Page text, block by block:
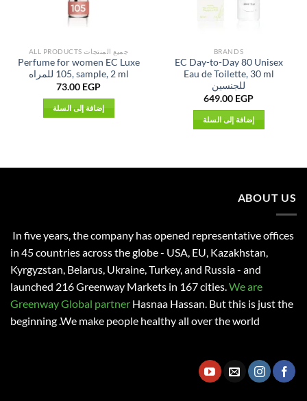
BRANDS
EC Day-to-Day 80 Unisex
Eau de Toilette, 30 ml
للجنسين
649.00 EGP
إضافة إلى السلة
جميع المنتجات ALL PRODUCTS
Perfume for women EC Luxe
105, sample, 2 ml للمراه
73.00 EGP
إضافة إلى السلة
ABOUT US
In five years, the company has opened representative offices
in 45 countries across the globe - USA, EU, Kazakhstan,
Kyrgyzstan, Belarus, Ukraine, Turkey, and Russia - and
launched 216 Greenway Markets in 167 cities. We are
Greenway Global partner Hasnaa Hassan . But this is just the
beginning .We make people healthy all over the world